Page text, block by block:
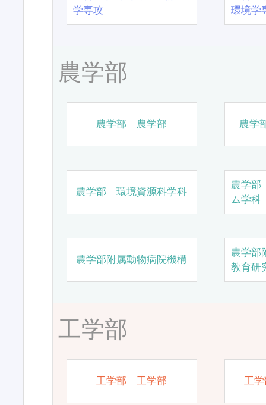
学専攻
環境学
農学部
農学部 農学部 農学
農学部 環境資源科学科
農学
ム学科
農学部附属動物病院機構
農学部
教育研
工学部
工学部 工学部 工